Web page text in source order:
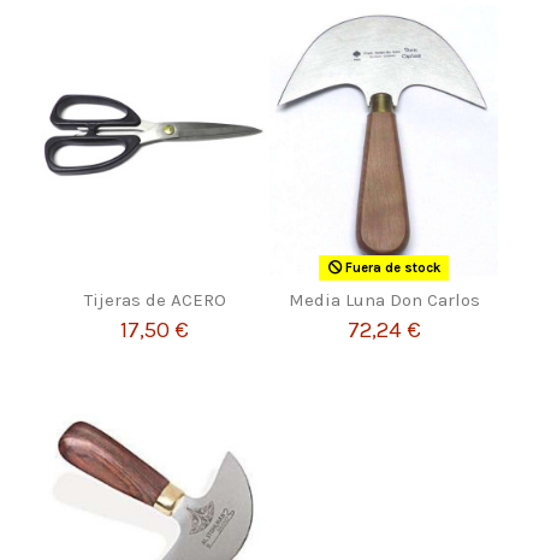
Tijeras de ACERO
17,50 €
Fuera de stock
Media Luna Don Carlos
72,24 €